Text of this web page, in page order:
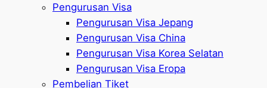
Pengurusan Visa
Pengurusan Visa Jepang
Pengurusan Visa China
Pengurusan Visa Korea Selatan
Pengurusan Visa Eropa
Pembelian Tiket